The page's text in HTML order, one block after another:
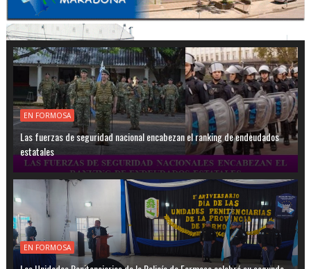
EN FORMOSA
Las fuerzas de seguridad nacional encabezan el ranking de endeudados
estatales
EN FORMOSA